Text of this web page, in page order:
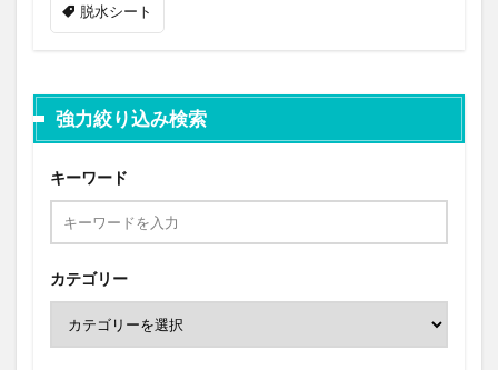
脱水シート
強力絞り込み検索
キーワード
カテゴリー